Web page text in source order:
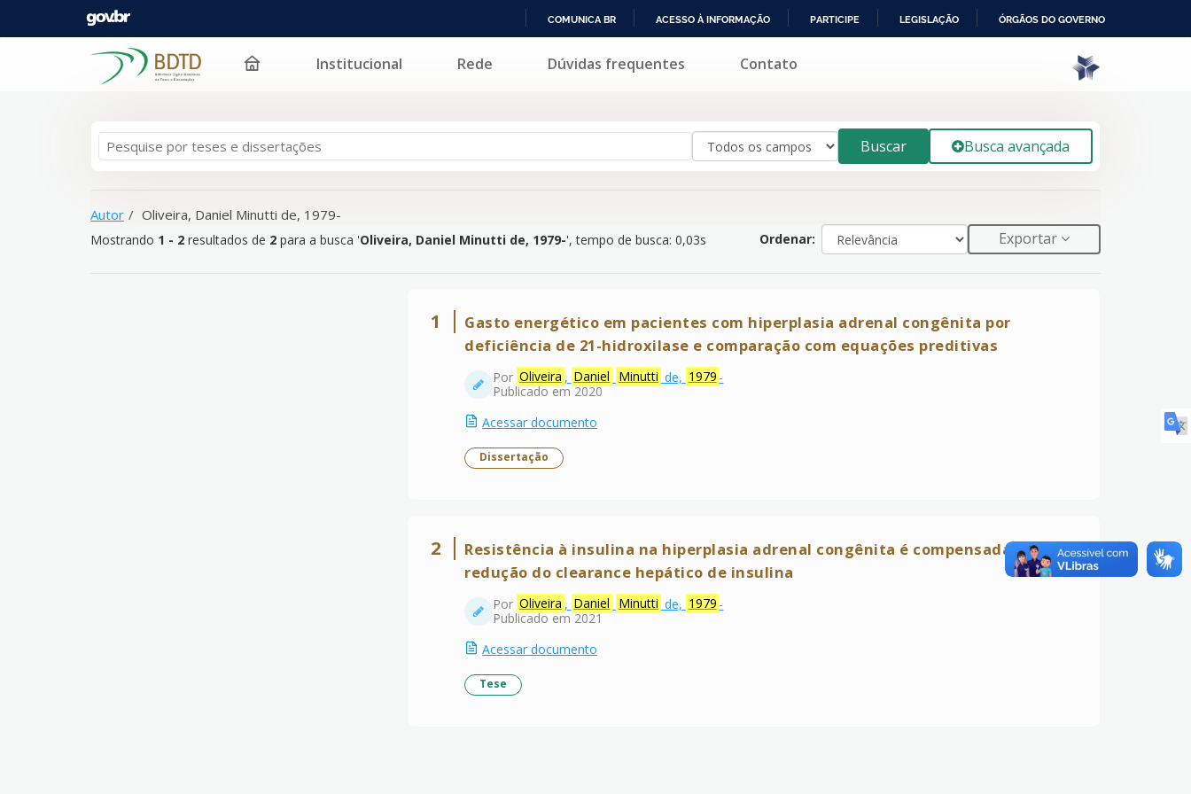
PARA
COMUNICA BR ACESSO À INFORMAÇÃO PARTICIPE LEGISLAÇÃO ÓRGÃOS DO GOVERNO
resultados de2para a busca ' Oliveira, Daniel Minutti de, 1979-
Pular para o conteúdo Institucional Rede Dúvidas frequentes Contato
Buscar Busca avançada
Autor Oliveira, Daniel Minutti de, 1979-
Mostrando 1 - 2 resultados de 2 para a busca 'Oliveira, Daniel Minutti de, 1979-', tempo de busca: 0,03s Ordenar: Exportar
1
Gasto energético em pacientes com hiperplasia adrenal congênita por
deficiência de 21-hidroxilase e comparação com equações preditivas
Por Oliveira , Daniel Minutti de, 1979 -
Publicado em 2020
Acessar documento
Dissertação
2
Resistência à insulina na hiperplasia adrenal congênita é compensada pela
redução do clearance hepático de insulina
Por Oliveira , Daniel Minutti de, 1979 -
Publicado em 2021
Acessar documento
Tese